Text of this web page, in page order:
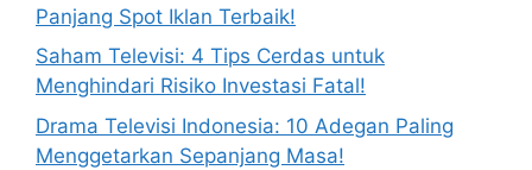
Panjang Spot Iklan Terbaik!
Saham Televisi: 4 Tips Cerdas untuk
Menghindari Risiko Investasi Fatal!
Drama Televisi Indonesia: 10 Adegan Paling
Menggetarkan Sepanjang Masa!